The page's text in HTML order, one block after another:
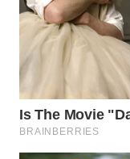
SUMEDANG
CIANJUR
WN
KEPULAUAN
SERIBU